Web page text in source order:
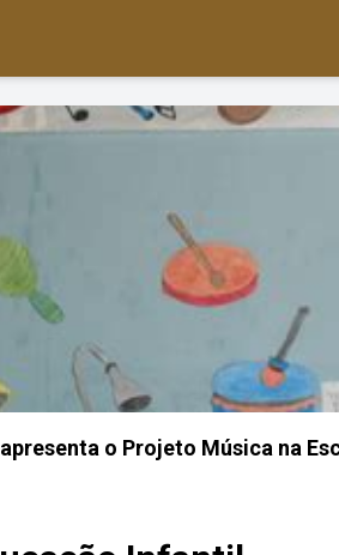
o Projeto Música na